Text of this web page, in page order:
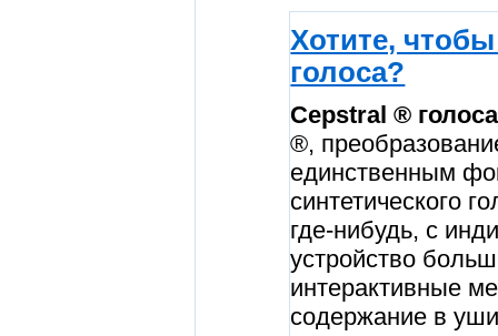
Хотите,
голоса?
Cepstral ® голоса
®,
единственным
синтетического
где-нибудь, с
устройство
интерактивные
содержание в